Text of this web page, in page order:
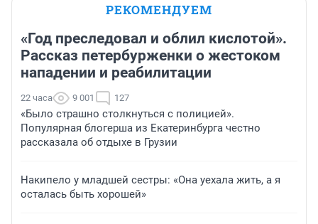
РЕКОМЕНДУЕМ
«Год преследовал и облил кислотой».
Рассказ петербурженки о жестоком
нападении и реабилитации
22 часа 9 001 127
«Было страшно столкнуться с полицией».
Популярная блогерша из Екатеринбурга честно
рассказала об отдыхе в Грузии
Накипело у младшей сестры: «Она уехала жить, а я
осталась быть хорошей»